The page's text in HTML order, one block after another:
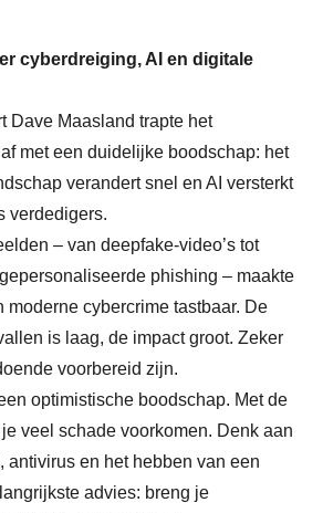
cyberdreiging, AI en digitale
Dave Maasland trapte het
met een duidelijke boodschap: het
verandert snel en AI versterkt
verdedigers.
– van deepfake-video’s tot
phishing – maakte
moderne cybercrime tastbaar. De
is laag, de impact groot. Zeker
voorbereid zijn.
optimistische boodschap. Met de
veel schade voorkomen. Denk aan
antivirus en het hebben van een
advies: breng je